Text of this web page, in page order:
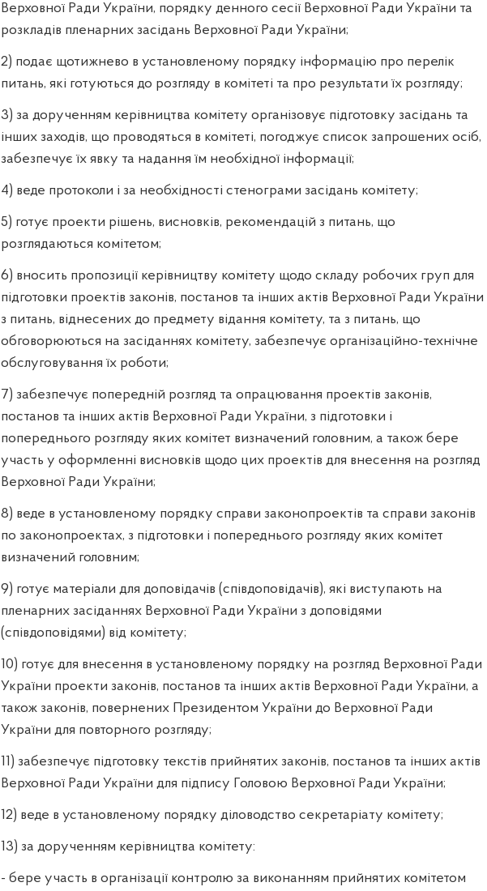
Верховної Ради України, порядку денного сесії Верховної Ради України та
розкладів пленарних засідань Верховної Ради України;
2) подає щотижнево в установленому порядку інформацію про перелік
питань, які готуються до розгляду в комітеті та про результати їх розгляду;
3) за дорученням керівництва комітету організовує підготовку засідань та
інших заходів, що проводяться в комітеті, погоджує список запрошених осіб,
забезпечує їх явку та надання їм необхідної інформації;
4) веде протоколи і за необхідності стенограми засідань комітету;
5) готує проекти рішень, висновків, рекомендацій з питань, що
розглядаються комітетом;
6) вносить пропозиції керівництву комітету щодо складу робочих груп для
підготовки проектів законів, постанов та інших актів Верховної Ради України
з питань, віднесених до предмету відання комітету, та з питань, що
обговорюються на засіданнях комітету, забезпечує організаційно-технічне
обслуговування їх роботи;
7) забезпечує попередній розгляд та опрацювання проектів законів,
постанов та інших актів Верховної Ради України, з підготовки і
попереднього розгляду яких комітет визначений головним, а також бере
участь у оформленні висновків щодо цих проектів для внесення на розгляд
Верховної Ради України;
8) веде в установленому порядку справи законопроектів та справи законів
по законопроектах, з підготовки і попереднього розгляду яких комітет
визначений головним;
9) готує матеріали для доповідачів (співдоповідачів), які виступають на
пленарних засіданнях Верховної Ради України з доповідями
(співдоповідями) від комітету;
10) готує для внесення в установленому порядку на розгляд Верховної Ради
України проекти законів, постанов та інших актів Верховної Ради України, а
також законів, повернених Президентом України до Верховної Ради
України для повторного розгляду;
11) забезпечує підготовку текстів прийнятих законів, постанов та інших актів
Верховної Ради України для підпису Головою Верховної Ради України;
12) веде в установленому порядку діловодство секретаріату комітету;
13) за дорученням керівництва комітету:
- бере участь в організації контролю за виконанням прийнятих комітетом